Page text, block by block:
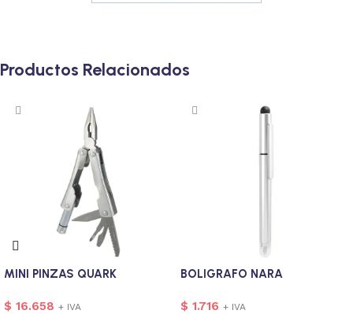
Productos Relacionados
MINI PINZAS QUARK
$ 16.658 + IVA
BOLIGRAFO NARA
$ 1.716 + IVA